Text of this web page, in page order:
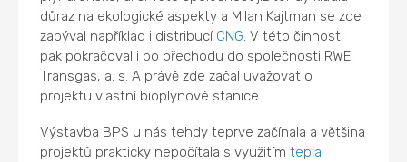
důraz na ekologické aspekty a Milan Kajtman se zde
zabýval například i distribucí CNG. V této činnosti
pak pokračoval i po přechodu do společnosti RWE
Transgas, a. s. A právě zde začal uvažovat o
projektu vlastní bioplynové stanice.
Výstavba BPS u nás tehdy teprve začínala a většina
projektů prakticky nepočítala s využitímtepla.